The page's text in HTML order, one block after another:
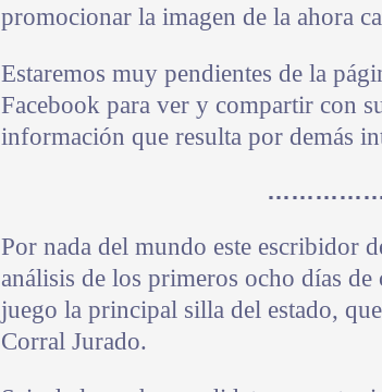
promocionar la imagen de la ahora
Estaremos muy pendientes de la
Facebook para ver y compartir con
información que resulta por demás
Por nada del mundo este escribidor
análisis de los primeros ocho días de
juego la principal silla del estado,
Corral Jurado.